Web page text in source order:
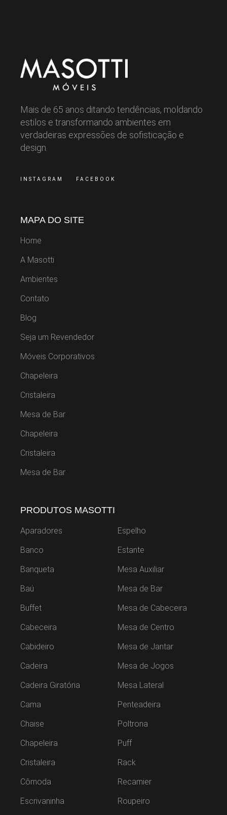
Mais de 65 anos ditando tendências, moldando
estilos e transformando ambientes em
verdadeiras expressões de sofisticação e
design.
INSTAGRAM FACEBOOK
MAPA DO SITE
Home
A Masotti
Ambientes
Contato
Blog
Seja um Revendedor
Móveis Corporativos
Chapeleira
Cristaleira
Mesa de Bar
Chapeleira
Cristaleira
Mesa de Bar
PRODUTOS MASOTTI
Aparadores
Banco
Banqueta
Baú
Buffet
Cabeceira
Cabideiro
Cadeira
Cadeira Giratória
Cama
Chaise
Chapeleira
Cristaleira
Cômoda
Escrivaninha
Espelho
Estante
Mesa Auxiliar
Mesa de Bar
Mesa de Cabeceira
Mesa de Centro
Mesa de Jantar
Mesa de Jogos
Mesa Lateral
Penteadeira
Poltrona
Puff
Rack
Recamier
Roupeiro